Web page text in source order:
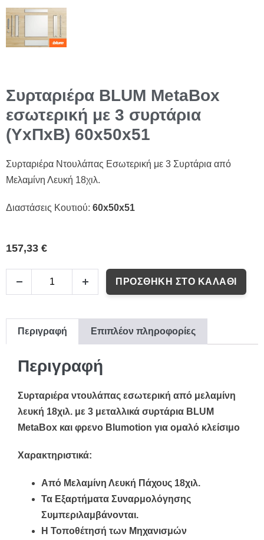
Συρταριέρα BLUM MetaBox
εσωτερική με 3 συρτάρια
(ΥxΠxΒ) 60x50x51
Συρταριέρα Ντουλάπας Εσωτερική με 3 Συρτάρια από
Μελαμίνη Λευκή 18χιλ.
Διαστάσεις Κουτιού: 60x50x51
157,33 €
ΠΡΟΣΘΉΚΗ ΣΤΟ ΚΑΛΆΘΙ
Περιγραφή Επιπλέον πληροφορίες
Περιγραφή
Συρταριέρα ντουλάπας εσωτερική από μελαμίνη
λευκή 18χιλ. με 3 μεταλλικά συρτάρια BLUM
MetaBox και φρενο Blumotion για ομαλό κλείσιμο
Χαρακτηριστικά:
Από Μελαμίνη Λευκή Πάχους 18χιλ.
Τα Εξαρτήματα Συναρμολόγησης
Συμπεριλαμβάνονται.
Η Τοποθέτησή των Μηχανισμών